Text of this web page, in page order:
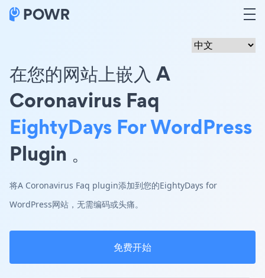
在您的网站上嵌入 A
Coronavirus Faq
EightyDays For WordPress
Plugin 。
将A Coronavirus Faq plugin添加到您的EightyDays for
WordPress网站，无需编码或头痛。
免费开始